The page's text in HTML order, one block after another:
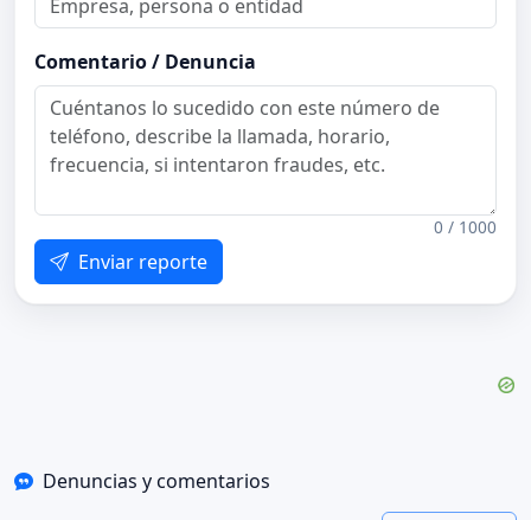
Comentario / Denuncia
0 / 1000
Enviar reporte
Denuncias y comentarios